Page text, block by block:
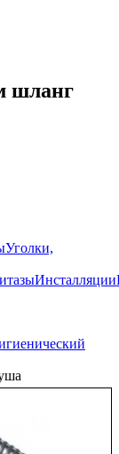
шланг
Уголки,
Инсталляции